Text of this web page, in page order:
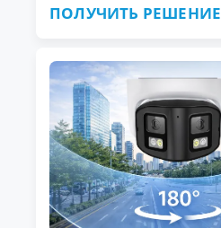
ПОЛУЧИТЬ РЕШЕНИЕ